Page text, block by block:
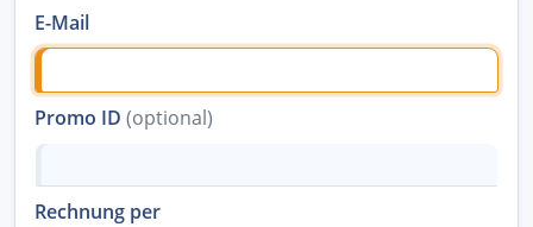
E-Mail
Promo ID (optional)
Rechnung per